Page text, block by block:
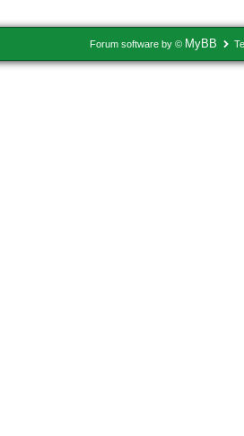
Forum software by © MyBB